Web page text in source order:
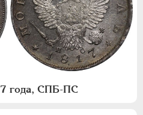
года, СПБ-ПС